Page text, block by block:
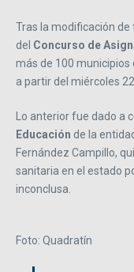
Tras la modificación
del Concurso de
más de 100 municipios
a partir del miércoles
Lo anterior fue dado a
Educación de la
Fernández Campillo,
sanitaria en el estado
inconclusa.
Foto: Quadratín